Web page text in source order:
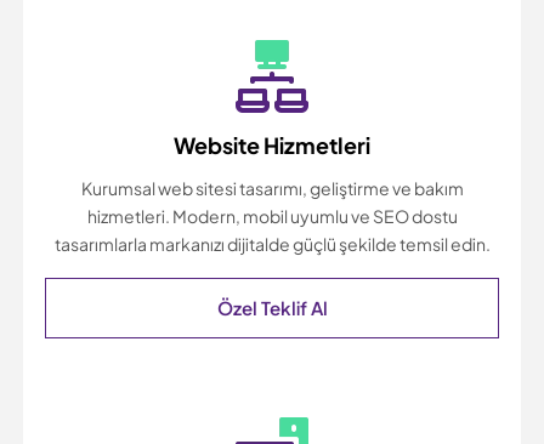
Website Hizmetleri
Kurumsal web sitesi tasarımı, geliştirme ve bakım
hizmetleri. Modern, mobil uyumlu ve SEO dostu
tasarımlarla markanızı dijitalde güçlü şekilde temsil edin.
Özel Teklif Al